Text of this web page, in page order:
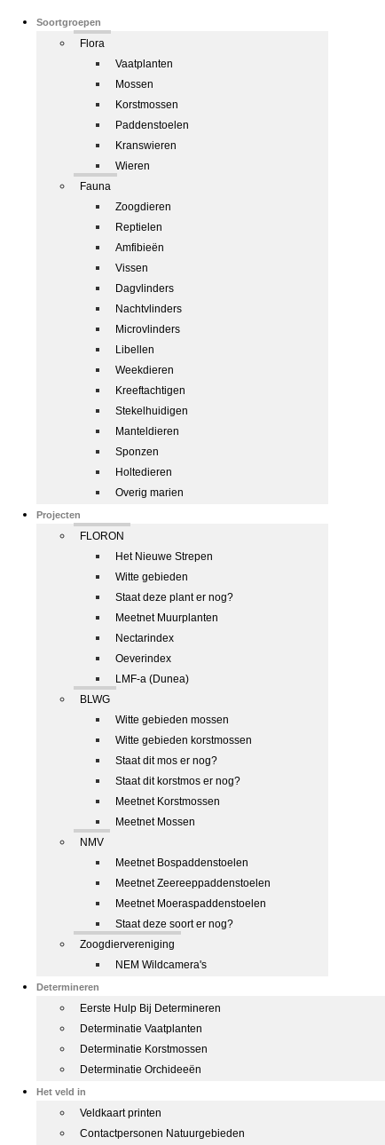
Soortgroepen
Flora
Vaatplanten
Mossen
Korstmossen
Paddenstoelen
Kranswieren
Wieren
Fauna
Zoogdieren
Reptielen
Amfibieën
Vissen
Dagvlinders
Nachtvlinders
Microvlinders
Libellen
Weekdieren
Kreeftachtigen
Stekelhuidigen
Manteldieren
Sponzen
Holtedieren
Overig marien
Projecten
FLORON
Het Nieuwe Strepen
Witte gebieden
Staat deze plant er nog?
Meetnet Muurplanten
Nectarindex
Oeverindex
LMF-a (Dunea)
BLWG
Witte gebieden mossen
Witte gebieden korstmossen
Staat dit mos er nog?
Staat dit korstmos er nog?
Meetnet Korstmossen
Meetnet Mossen
NMV
Meetnet Bospaddenstoelen
Meetnet Zeereeppaddenstoelen
Meetnet Moeraspaddenstoelen
Staat deze soort er nog?
Zoogdiervereniging
NEM Wildcamera's
Determineren
Eerste Hulp Bij Determineren
Determinatie Vaatplanten
Determinatie Korstmossen
Determinatie Orchideeën
Het veld in
Veldkaart printen
Contactpersonen Natuurgebieden